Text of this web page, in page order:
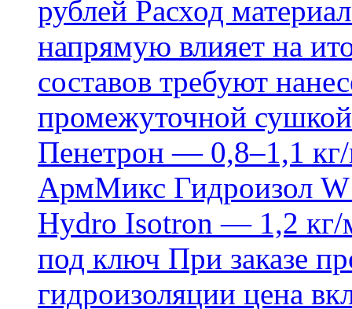
рублей Расход
напрямую влияет на
составов требуют
промежуточной
Пенетрон — 0,8–1,1 кг/
АрмМикс Гидроизол
Hydro Isotron — 1,2 кг/
под ключ При заказе
гидроизоляции цена